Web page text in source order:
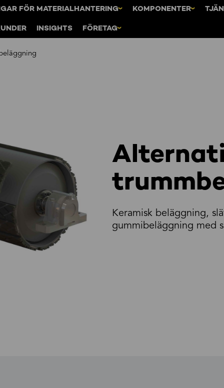
FÖR MATERIALHANTERING KOMPONENTER
INSIGHTS FÖRETAG
Keramisk beläggning,
gummibeläggning med